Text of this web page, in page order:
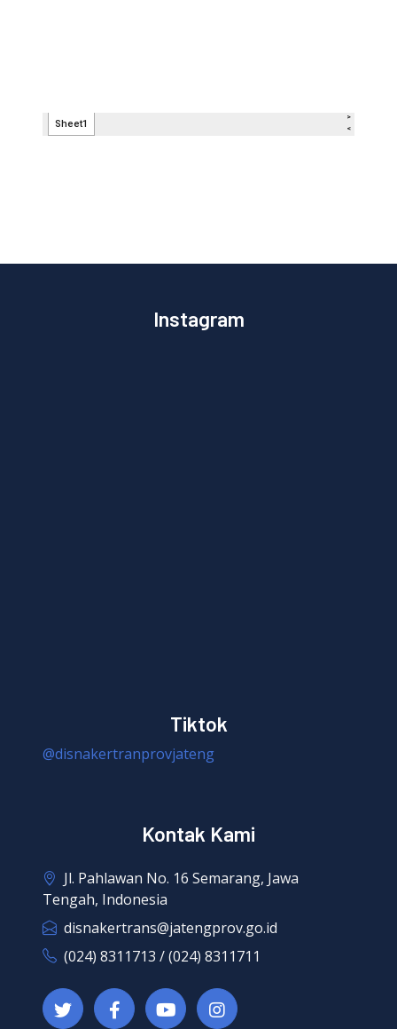
Instagram
Tiktok
@disnakertranprovjateng
Kontak Kami
Jl. Pahlawan No. 16 Semarang, Jawa
Tengah, Indonesia
disnakertrans@jatengprov.go.id
(024) 8311713 / (024) 8311711